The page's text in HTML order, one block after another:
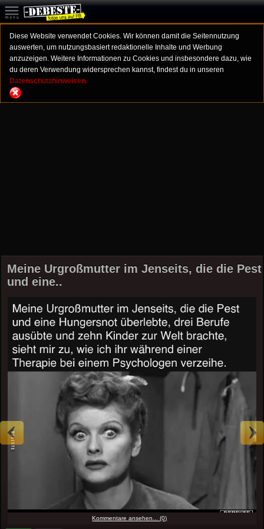
Diese Website verwendet Cookies. Wir können damit die Seitennutzung
auswerten, um nutzungsbasiert redaktionelle Inhalte und Werbung
anzuzeigen. Weitere Informationen zu Cookies und insbesondere dazu, wie
du deren Verwendung widersprechen kannst, findest du in unseren
Datenschutzhinweisen.
Meine Urgroßmutter im Jenseits, die die Pest
und eine..
Kommentare ansehen... (0)